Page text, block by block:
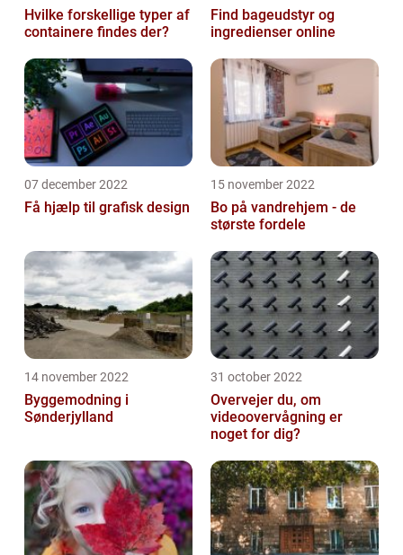
Hvilke forskellige typer af
containere findes der?
Find bageudstyr og
ingredienser online
07 december 2022
Få hjælp til grafisk design
15 november 2022
Bo på vandrehjem - de
største fordele
14 november 2022
Byggemodning i
Sønderjylland
31 october 2022
Overvejer du, om
videoovervågning er
noget for dig?